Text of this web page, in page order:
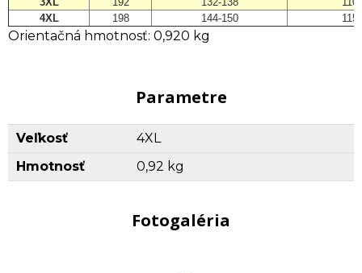
4XL
198 144-150 115
Orientačná hmotnosť: 0,920 kg
Parametre
Veľkosť
4XL
Hmotnosť
0,92 kg
Fotogaléria